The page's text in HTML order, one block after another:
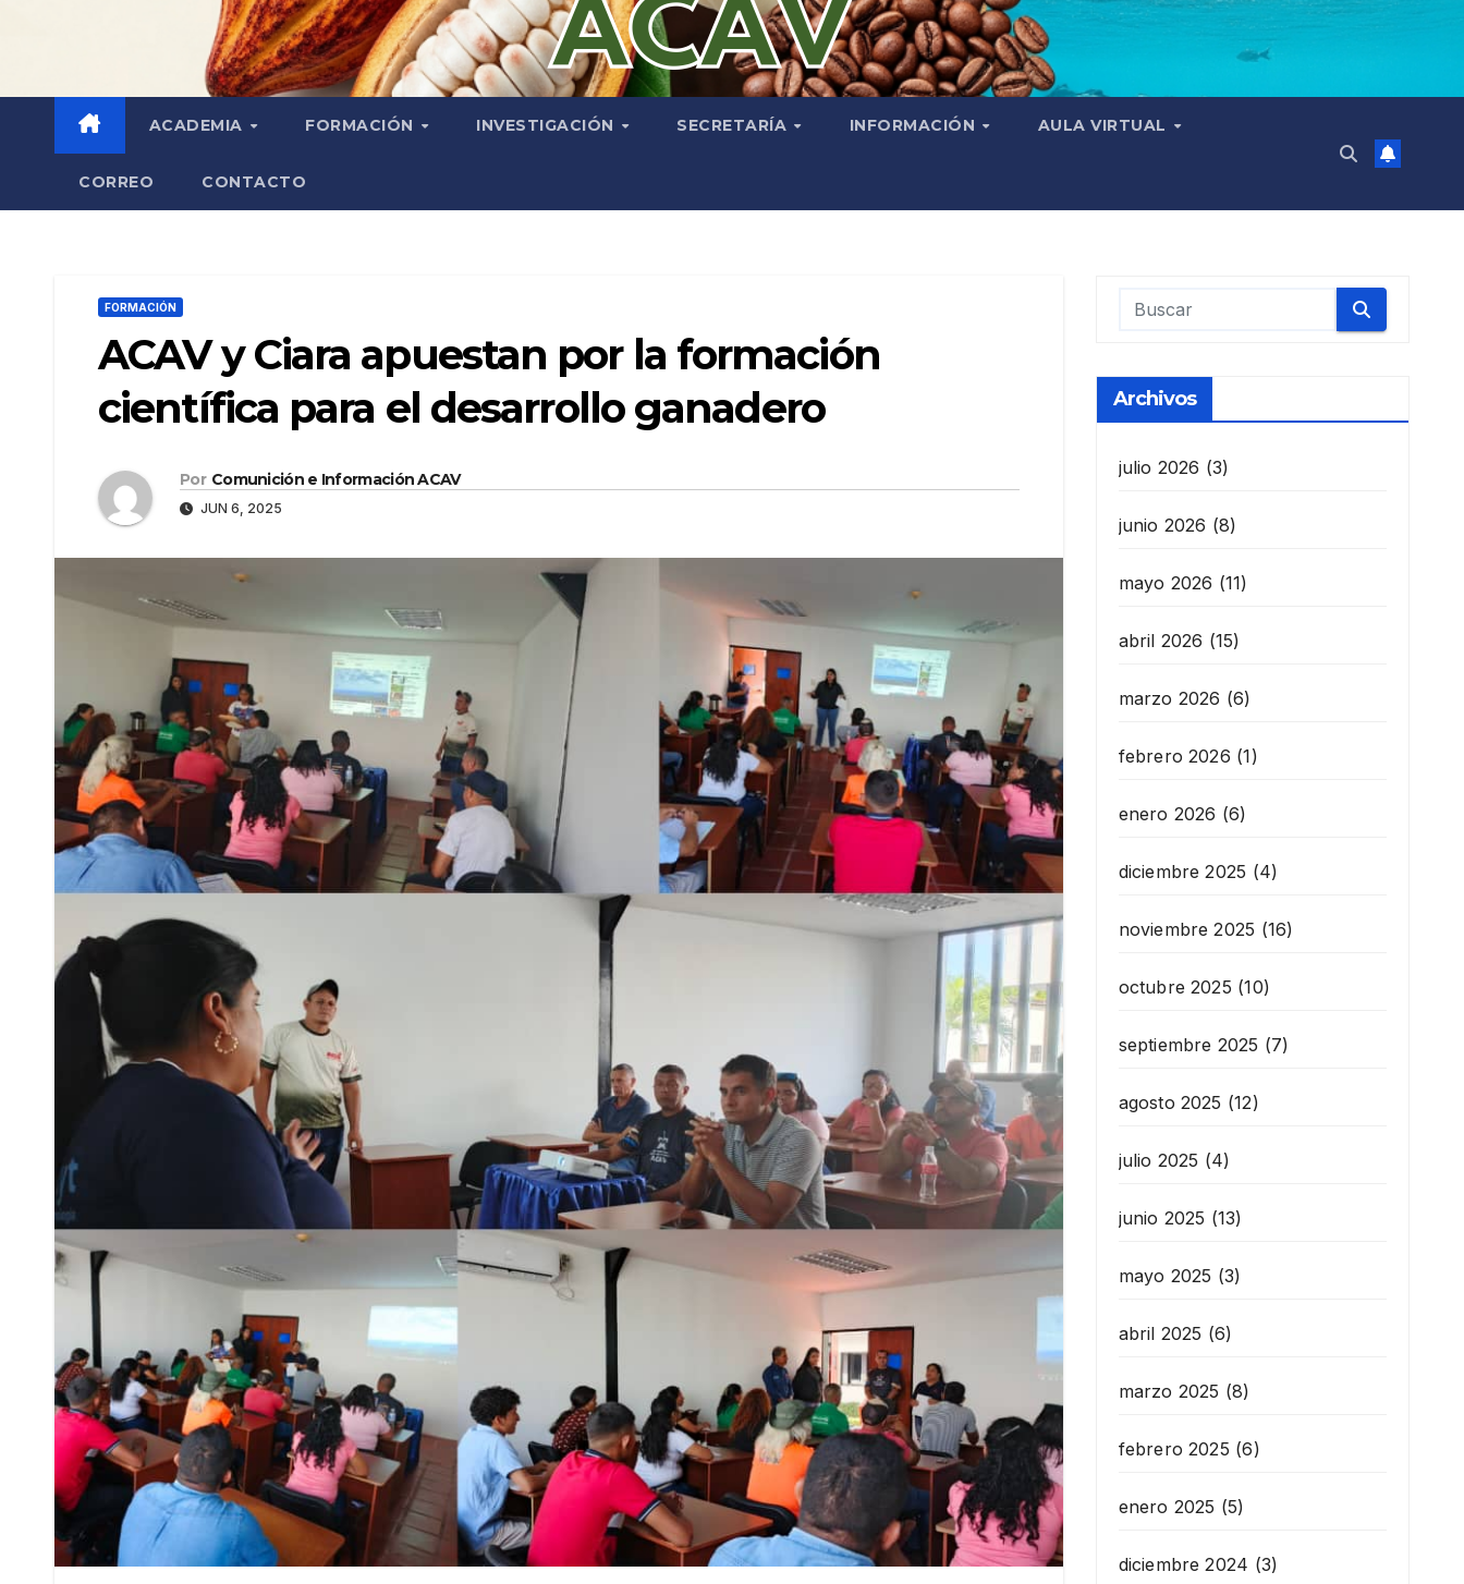
ACADEMIA FORMACIÓN INVESTIGACIÓN SECRETARÍA INFORMACIÓN AULA VIRTUAL
CORREO CONTACTO
FORMACIÓN
ACAV y Ciara apuestan por la formación
científica para el desarrollo ganadero
Por Comunición e Información ACAV
JUN 6, 2025
Archivos
julio 2026 (3)
junio 2026 (8)
mayo 2026 (11)
abril 2026 (15)
marzo 2026 (6)
febrero 2026 (1)
enero 2026 (6)
diciembre 2025 (4)
noviembre 2025 (16)
octubre 2025 (10)
septiembre 2025 (7)
agosto 2025 (12)
julio 2025 (4)
junio 2025 (13)
mayo 2025 (3)
abril 2025 (6)
marzo 2025 (8)
febrero 2025 (6)
enero 2025 (5)
diciembre 2024 (3)